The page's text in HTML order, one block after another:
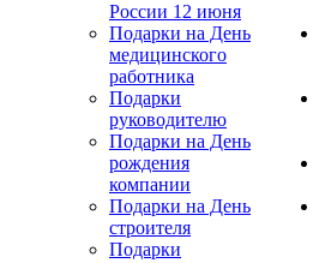
России 12 июня
Подарки на День
медицинского
работника
Подарки
руководителю
Подарки на День
рождения
компании
Подарки на День
строителя
Подарки